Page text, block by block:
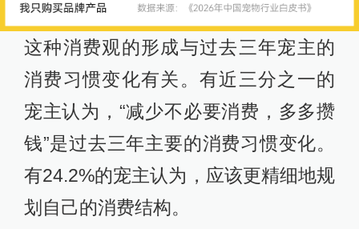
这种消费观的形成与过去三年宠主的
消费习惯变化有关。有近三分之一的
宠主认为，“减少不必要消费，多多攒
钱”是过去三年主要的消费习惯变化。
有24.2%的宠主认为，应该更精细地规
划自己的消费结构。